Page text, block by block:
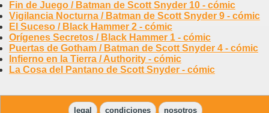
Fin de Juego / Batman de Scott Snyder 10 - cómic
Vigilancia Nocturna / Batman de Scott Snyder 9 - cómic
El Suceso / Black Hammer 2 - cómic
Orígenes Secretos / Black Hammer 1 - cómic
Puertas de Gotham / Batman de Scott Snyder 4 - cómic
Infierno en la Tierra / Authority - cómic
La Cosa del Pantano de Scott Snyder - cómic
legal condiciones nosotros